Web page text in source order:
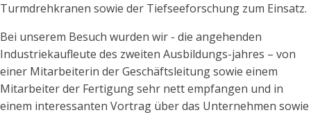
Turmdrehkranen sowie der Tiefseeforschung zum Einsatz.
Bei unserem Besuch wurden wir - die angehenden
Industriekaufleute des zweiten Ausbildungs-jahres – von
einer Mitarbeiterin der Geschäftsleitung sowie einem
Mitarbeiter der Fertigung sehr nett empfangen und in
einem interessanten Vortrag über das Unternehmen sowie